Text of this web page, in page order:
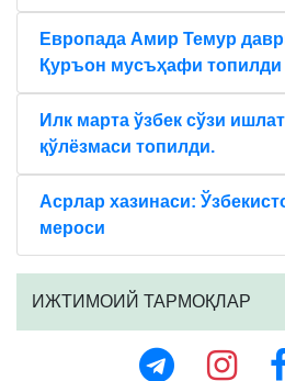
Европада Амир Темур
Қуръон мусъҳафи топилди
Илк марта ўзбек сўзи
қўлёзмаси топилди.
Aсрлар хазинаси:
мероси
ИЖТИМОИЙ ТАРМОҚЛАР